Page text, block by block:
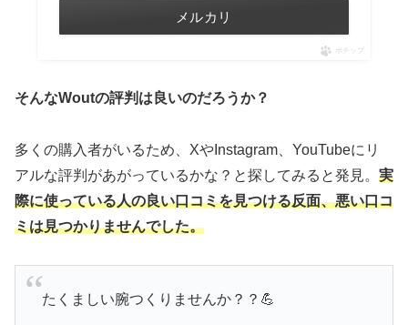
メルカリ
ポチップ
そんなWoutの評判は良いのだろうか？
多くの購入者がいるため、XやInstagram、YouTubeにリ
アルな評判があがっているかな？と探してみると発見。 実
際に使っている人の良い口コミを見つける反面、悪い口コ
ミは見つかりませんでした。
たくましい腕つくりませんか？？💪